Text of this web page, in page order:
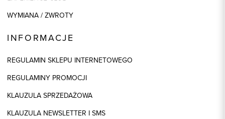
WYMIANA / ZWROTY
INFORMACJE
REGULAMIN SKLEPU INTERNETOWEGO
REGULAMINY PROMOCJI
KLAUZULA SPRZEDAŻOWA
KLAUZULA NEWSLETTER I SMS